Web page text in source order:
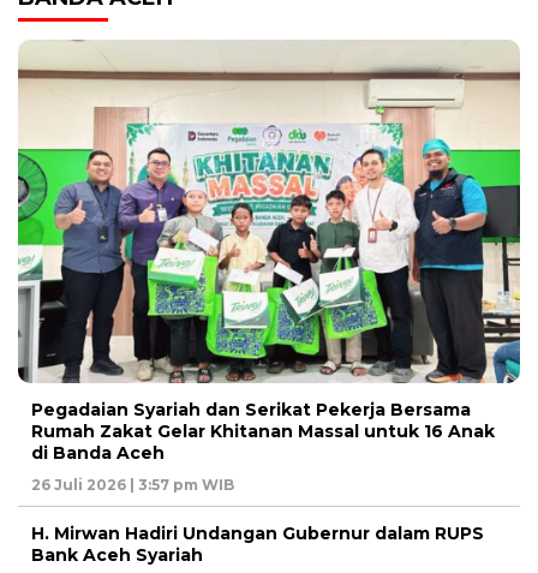
Pegadaian Syariah dan Serikat Pekerja Bersama
Rumah Zakat Gelar Khitanan Massal untuk 16 Anak
di Banda Aceh
26 Juli 2026 | 3:57 pm WIB
H. Mirwan Hadiri Undangan Gubernur dalam RUPS
Bank Aceh Syariah